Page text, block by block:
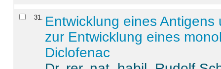
31. Entwicklung eines
zur Entwicklung eines
Diclofenac